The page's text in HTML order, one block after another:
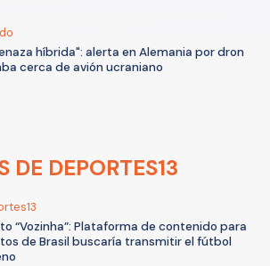
híbrida": alerta en Alemania por dron
cerca de avión ucraniano
DE DEPORTES13
“Vozinha”: Plataforma de contenido para
de Brasil buscaría transmitir el fútbol